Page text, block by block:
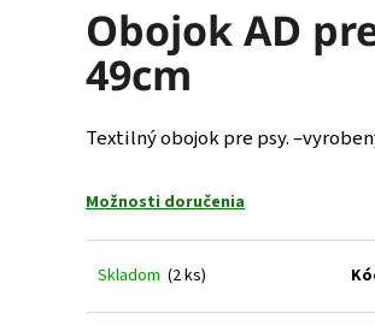
produktu
je
0,0
z
hviezdičiek.
Obojok AD
49cm
Textilný obojok pre psy.
Možnosti doručenia
Skladom (2 ks)
HĽADAŤ